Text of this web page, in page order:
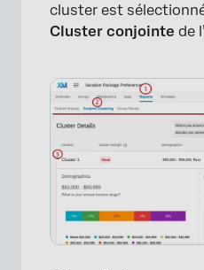
cluster est
Cluster conjointe de